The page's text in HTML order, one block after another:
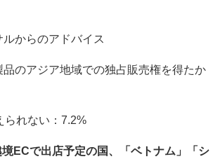
からのアドバイス
のアジア地域での独占販売権を得たか
られない：7.2%
ECで出店予定の国、「ベトナム」「シ